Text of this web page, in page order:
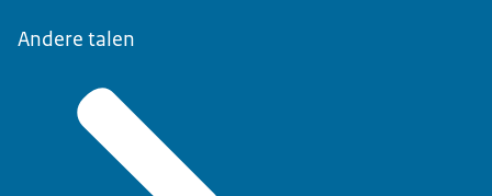
Andere talen